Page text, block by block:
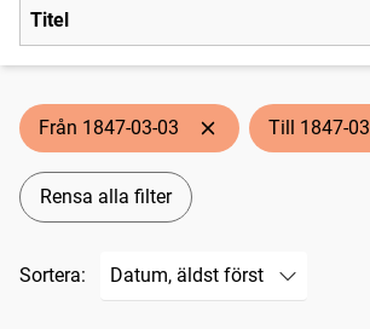
Titel
Från 1847-03-03 Till 1847-
Rensa alla filter
Sortera: